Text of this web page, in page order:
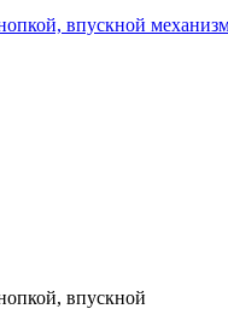
впускной
впускной